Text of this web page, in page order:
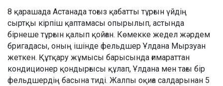
8 қарашада Астанада тоғыз қабатты тұрғын үйдің
сыртқы кірпіш қаптамасы опырылып, астында
бірнеше тұрғын қалып қойған. Көмекке жедел жәрдем
бригадасы, оның ішінде фельдшер Ұлдана Мырзуан
жеткен. Құтқару жұмысы барысында ғимараттан
кондиционер қондырғысы құлап, Ұлдана мен тағы бір
фельдшердің басына тиді. Жалпы оқиға салдарынан 5